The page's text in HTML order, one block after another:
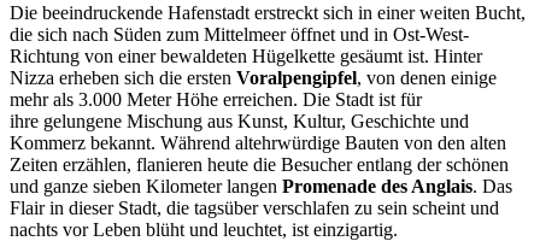
Die beeindruckende Hafenstadt erstreckt sich in einer weiten Bucht,
die sich nach Süden zum Mittelmeer öffnet und in Ost-West-
Richtung von einer bewaldeten Hügelkette gesäumt ist. Hinter
Nizza erheben sich die ersten Voralpengipfel, von denen einige
mehr als 3.000 Meter Höhe erreichen. Die Stadt ist für
ihre gelungene Mischung aus Kunst, Kultur, Geschichte und
Kommerz bekannt. Während altehrwürdige Bauten von den alten
Zeiten erzählen, flanieren heute die Besucher entlang der schönen
und ganze sieben Kilometer langen Promenade des Anglais. Das
Flair in dieser Stadt, die tagsüber verschlafen zu sein scheint und
nachts vor Leben blüht und leuchtet, ist einzigartig.